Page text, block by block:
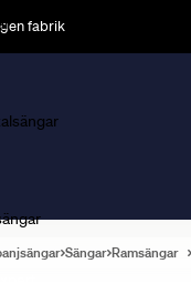
fabrik
Sängar Ramsängar